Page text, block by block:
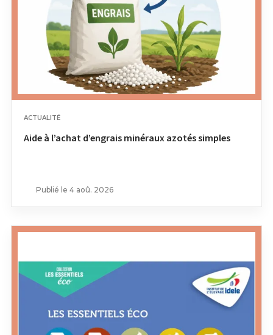
ACTUALITÉ
Aide à l’achat d’engrais minéraux azotés simples
Publié le 4 aoû. 2026